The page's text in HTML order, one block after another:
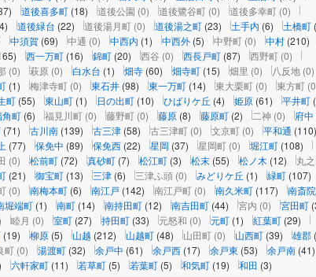
道後喜多町 (18) 道後公園 (0) 道後鷺谷町 (0) 道後多幸町 (0)
道後緑台 (22) 道後湯月町 (0) 道後湯之町 (23) 土手内 (6) 土橋町
中須賀 (69) 中通 (0) 中西内 (1) 中西外 (5) 中野町 (0) 中村 (210)
西一万町 (16) 錦町 (20) 西谷 (0) 西長戸町 (87) 西野町 (0)
(0) 萩原 (0) 白水台 (1) 畑寺 (60) 畑寺町 (15) 畑里 (0) 八反地 (0)
(1) 梅津寺町 (0) 東石井 (98) 東一万町 (14) 東大栗町 (0) 東方町
町 (55) 東山町 (1) 日の出町 (10) ひばりケ丘 (4) 姫原 (61) 平井町
角町 (6) 福見川町 (0) 藤野町 (0) 藤原 (8) 藤原町 (2) 二神 (0) 府中
(71) 古川南 (139) 古三津 (58) 古三津町 (0) 文京町 (0) 平和通 (110)
(77) 保免中 (89) 保免西 (22) 星岡 (37) 星岡町 (0) 堀江町 (108)
(0) 松前町 (72) 真砂町 (7) 松江町 (3) 松末 (55) 松ノ木 (12) 丸
(21) 御宝町 (13) 三津 (6) 三津ふ頭 (0) みどりケ丘 (1) 緑町 (107)
(0) 南梅本町 (6) 南江戸 (142) 南江戸町 (0) 南久米町 (117) 南斎
堀端町 (1) 南町 (14) 南持田町 (12) 南吉田町 (44) 宮内 (0) 宮田町
睦月 (0) 室町 (27) 持田町 (33) 元怒和 (0) 元町 (1) 紅葉町 (29)
(19) 柳原 (5) 山越 (212) 山越町 (48) 山田町 (0) 山西町 (39) 雄郡
町 (0) 湯渡町 (32) 余戸中 (61) 余戸西 (17) 余戸東 (53) 余戸南 (41)
六軒家町 (11) 若草町 (5) 若葉町 (5) 和気町 (19) 和田 (3)